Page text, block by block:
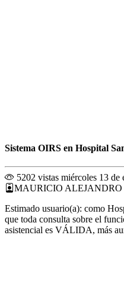
Sistema OIRS en Hospital
5202 vistas miércoles 13 de
MAURICIO ALEJANDRO
Estimado usuario(a): como
que toda consulta sobre el
asistencial es VÁLIDA, más